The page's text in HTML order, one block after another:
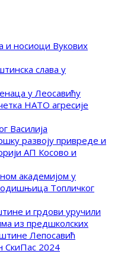
и носиоци Вукових
слава у
у Леосавићу
НАТО агресије
Василија
развоју привреде и
АП Косово и
академијом у
Топличког
и грдови уручили
из предшколских
Лепосавић
2024